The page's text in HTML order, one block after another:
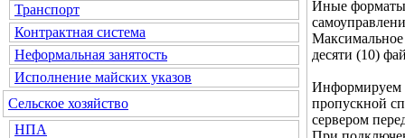
Транспорт
Контрактная система
Неформальная занятость
Исполнение майских указов
Сельское хозяйство
НПА
Иные форматы
десяти (10)
Информируем
пропускной
сервером